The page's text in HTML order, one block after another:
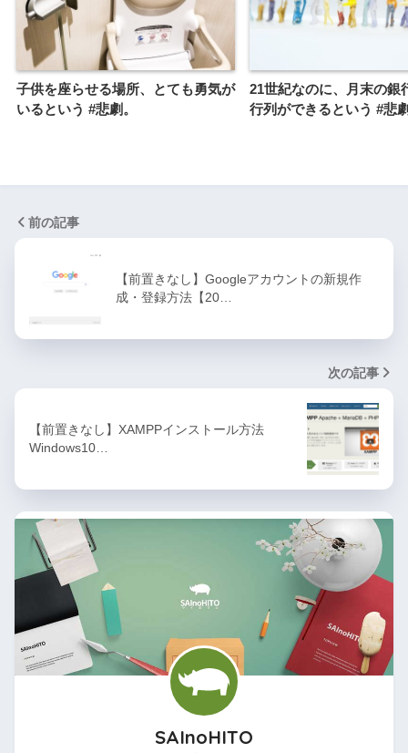
子供を座らせる場所、とても勇気が
いるという #悲劇。
21世紀なのに、月末の銀
行列ができるという #悲
前の記事
【前置きなし】Googleアカウントの新規作
成・登録方法【20…
次の記事
【前置きなし】XAMPPインストール方法
Windows10…
SAInoHITO